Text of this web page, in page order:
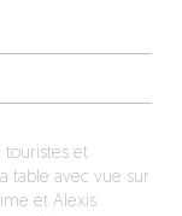
touristes et
table avec vue sur
et Alexis